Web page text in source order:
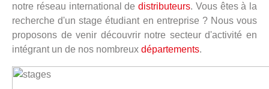
notre réseau international de distributeurs. Vous êtes à la
recherche d'un stage étudiant en entreprise ? Nous vous
proposons de venir découvrir notre secteur d'activité en
intégrant un de nos nombreux départements.